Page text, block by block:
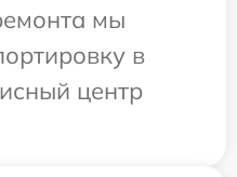
мы
в
центр